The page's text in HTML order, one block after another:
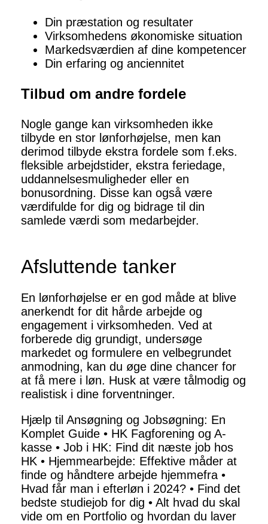
Din præstation og resultater
Virksomhedens økonomiske situation
Markedsværdien af dine kompetencer
Din erfaring og anciennitet
Tilbud om andre fordele
Nogle gange kan virksomheden ikke
tilbyde en stor lønforhøjelse, men kan
derimod tilbyde ekstra fordele som f.eks.
fleksible arbejdstider, ekstra feriedage,
uddannelsesmuligheder eller en
bonusordning. Disse kan også være
værdifulde for dig og bidrage til din
samlede værdi som medarbejder.
Afsluttende tanker
En lønforhøjelse er en god måde at blive
anerkendt for dit hårde arbejde og
engagement i virksomheden. Ved at
forberede dig grundigt, undersøge
markedet og formulere en velbegrundet
anmodning, kan du øge dine chancer for
at få mere i løn. Husk at være tålmodig og
realistisk i dine forventninger.
Hjælp til Ansøgning og Jobsøgning: En
Komplet Guide • HK Fagforening og A-
kasse • Job i HK: Find dit næste job hos
HK • Hjemmearbejde: Effektive måder at
finde og håndtere arbejde hjemmefra •
Hvad får man i efterløn i 2024? • Find det
bedste studiejob for dig • Alt hvad du skal
vide om en Portfolio og hvordan du laver